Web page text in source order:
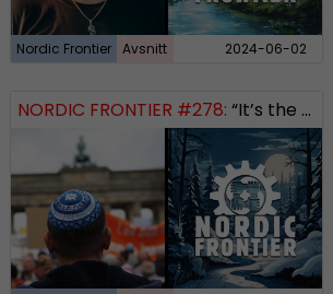
Nordic Frontier Avsnitt 2024-06-02
NORDIC FRONTIER #278: “It’s the Jews”